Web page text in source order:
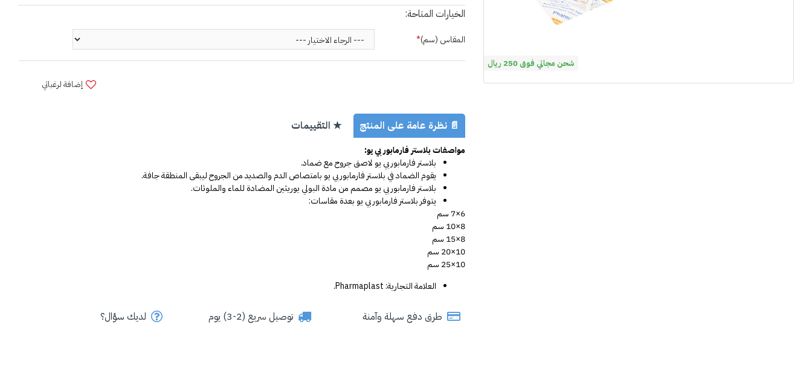
شحن مجاني فوق 250 ريال
الخيارات المتاحة:
المقاس (سم)
إضافة لرغباتي
طرق دفع سهلة وآمنة توصيل سريع (2-3) يوم لديك سؤال؟
📄 نظرة عامة على المنتج ★ التقييمات
مواصفات بلاستر فارمابور بي يو:
بلاستر فارمابور بي يو لاصق جروح مع ضماد.
يقوم الضماد في بلاستر فارمابور بي يو بامتصاص الدم والصديد من الجروح ليبقى المنطقة جافة.
بلاستر فارمابور بي يو مصمم من مادة البولي يوريثين المضادة للماء والملوثات.
يتوفر بلاستر فارمابور بي يو بعدة مقاسات:
6×7 سم
8×10 سم
8×15 سم
10×20 سم
10×25 سم
العلامة التجارية: Pharmaplast.